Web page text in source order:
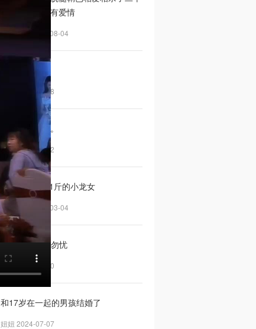
多年，还好拥有爱情
小高同志 2022-08-04
以前的自己。
黑妹 2022-08-08
。。。。。。。
简溪 2023-09-22
盲盒已拆，6.1斤的小龙女
不知不觉 2024-03-04
我ok的，勿念勿忧
瑶瑶 2024-01-10
和17岁在一起的男孩结婚了
妞妞 2024-07-07